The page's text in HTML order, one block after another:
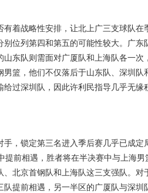
着战略性安排，让北上广三支球队在
位列第四和第五的可能性较大。广东
东队则需面对广厦队和上海队各一次
篮，他们不仅落后于山东队、深圳队
过深圳队，因此许利民指导几乎无缘
，锁定第三名进入季后赛几乎已成定
前相遇，胜者将在半决赛中与上海男
北京首钢队和上海队这三支强队。对
提前相遇，另一半区的广厦队与深圳